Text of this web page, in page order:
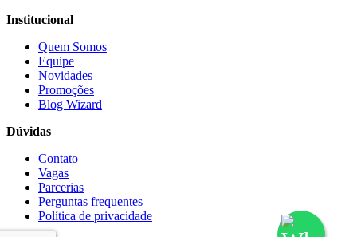
Institucional
Quem Somos
Equipe
Novidades
Promoções
Blog Wizard
Dúvidas
Contato
Vagas
Parcerias
Perguntas frequentes
Política de privacidade